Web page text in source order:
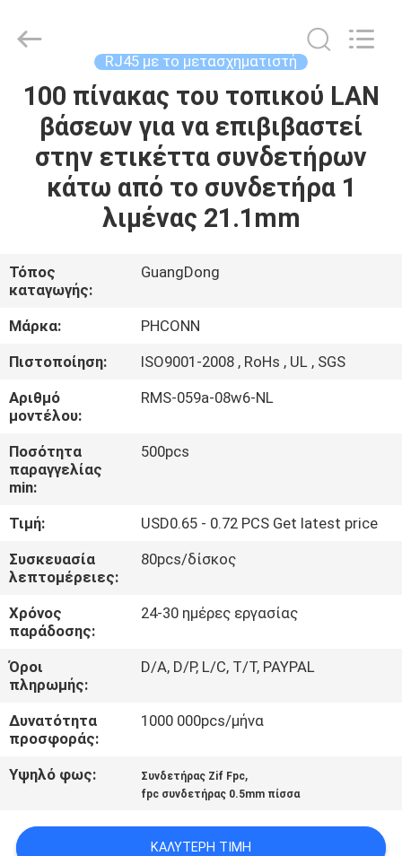
ΣΠΊΤΙ
ΠΡΟΪΌΝΤΑ
ΠΕΡΊΠΟΥ
ΓΎΡΟΣ
ΕΡΓΟΣΤΑΣΊΩΝ
ΠΟΙΟΤΙΚΌΣ
ΈΛΕΓΧΟΣ
ΜΑΣ
ΣΕ
ΕΠΑΦΉ
VR
SHOW
SITEMAP
POLICY
Electronics
Reserved.
RJ45 με το μετασχηματιστή
100 πίνακας του τοπικού LAN
βάσεων για να επιβιβαστεί
στην ετικέττα συνδετήρων
κάτω από το συνδετήρα 1
λιμένας 21.1mm
Τόπος
καταγωγής:
GuangDong
Μάρκα:
PHCONN
Πιστοποίηση:
ISO9001-2008 , RoHs , UL , SGS
Αριθμό
μοντέλου:
RMS-059a-08w6-NL
Ποσότητα
παραγγελίας
min:
500pcs
Τιμή:
USD0.65 - 0.72 PCS Get latest price
Συσκευασία
λεπτομέρειες:
80pcs/δίσκος
Χρόνος
παράδοσης:
24-30 ημέρες εργασίας
Όροι
πληρωμής:
D/A, D/P, L/C, T/T, PAYPAL
Δυνατότητα
προσφοράς:
1000 000pcs/μήνα
Υψηλό φως: Συνδετήρας Zif Fpc,
fpc συνδετήρας 0.5mm πίσσα
ΚΑΛΎΤΕΡΗ ΤΙΜΉ